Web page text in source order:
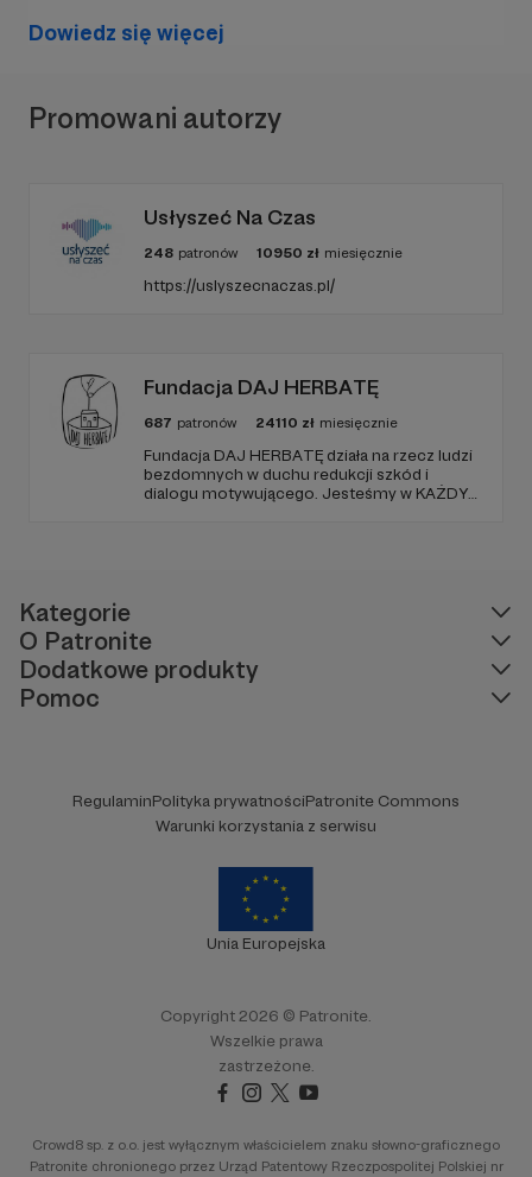
Dowiedz się więcej
Promowani autorzy
Usłyszeć Na Czas
248 patronów 10950 zł miesięcznie
https://uslyszecnaczas.pl/
Fundacja DAJ HERBATĘ
687 patronów 24110 zł miesięcznie
Fundacja DAJ HERBATĘ działa na rzecz ludzi
bezdomnych w duchu redukcji szkód i
dialogu motywującego. Jesteśmy w KAŻDY
Kategorie
O Patronite
Dodatkowe produkty
Pomoc
RegulaminPolityka prywatnościPatronite Commons
Warunki korzystania z serwisu
Unia Europejska
Copyright 2026 © Patronite.
Wszelkie prawa
zastrzeżone.
Crowd8 sp. z o.o. jest wyłącznym właścicielem znaku słowno-graficznego
Patronite chronionego przez Urząd Patentowy Rzeczpospolitej Polskiej nr